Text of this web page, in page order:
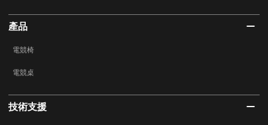
產品
電競椅
電競桌
技術支援